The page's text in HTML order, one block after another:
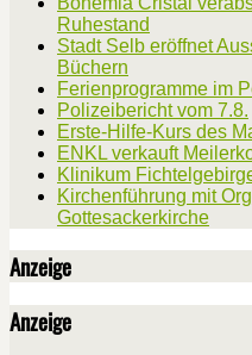
Ruhestand
Stadt Selb eröffnet
Büchern
Ferienprogramme im
Polizeibericht vom 7.8.
Erste-Hilfe-Kurs des
ENKL verkauft
Klinikum
Kirchenführung mit
Gottesackerkirche
Anzeige
Anzeige